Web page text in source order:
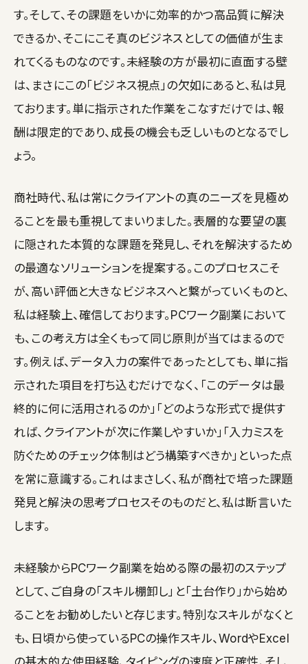
す。そして、その課題をいかに効率的かつ高品質に解決
できるか、そこにこそ真のビジネスとしての価値が生ま
れてくるものなのです。未経験の方が最初に直面する壁
は、まさにこの「ビジネス視点」の欠如にあると、私は見
ております。単に指示された作業をこなすだけでは、報
酬は限定的であり、成長の機会も乏しいものとなるでし
ょう。
商社時代、私は常にクライアントの真のニーズを見極め
ることを最も重視してまいりました。表層的な要望の裏
に隠された本質的な課題を発見し、それを解決するため
の最適なソリューションを提案する。このプロセスこそ
が、高い評価と大きなビジネスへと繋がっていくものと、
私は経験上、確信しております。PCワーク副業において
も、この考え方は全くもって同じ原則が当てはまるので
す。例えば、データ入力の案件であったとしても、単に指
示された項目を打ち込むだけでなく、「このデータは最
終的に何に活用されるのか」「どのような形式で提供す
れば、クライアントが次に作業しやすいか」「入力ミスを
防ぐためのチェック体制はどう構築すべきか」といった点
を常に意識する。これはまさしく、私が商社で培った課題
発見と解決の思考プロセスそのものだと、私は断言いた
します。
未経験からPCワーク副業を始める際の最初のステップ
として、ご自身の「スキル棚卸し」と「土台作り」から始め
ることをお勧めしたいと存じます。特別なスキルがなくと
も、日頃から使っているPCの操作スキル、WordやExcel